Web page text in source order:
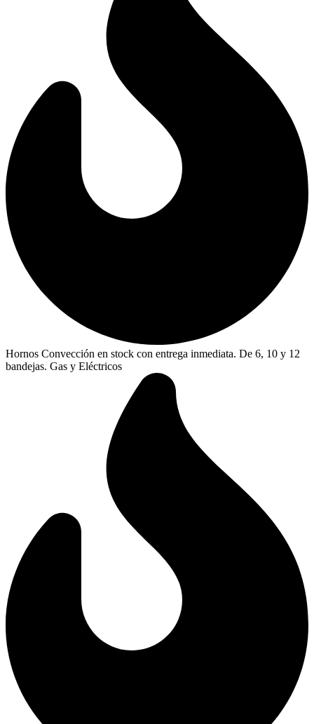
Hornos Convección en stock con entrega inmediata. De 6, 10 y 12
bandejas. Gas y Eléctricos